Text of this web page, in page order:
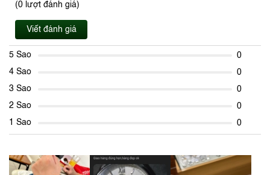
(0 lượt đánh giá)
Viết đánh giá
5 Sao
0
4 Sao
0
3 Sao
0
2 Sao
0
1 Sao
0